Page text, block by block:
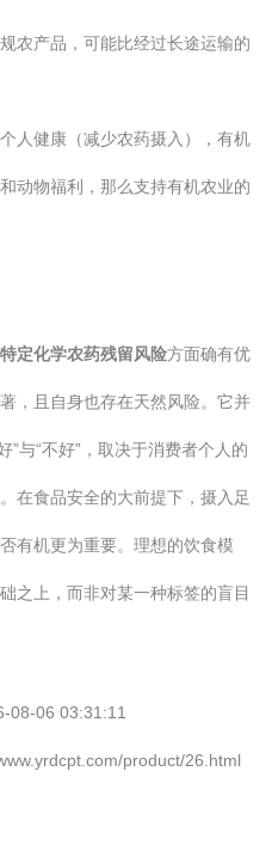
农产品，可能比经过长途运输的
人健康（减少农药摄入），有机
动物福利，那么支持有机农业的
定化学农药残留风险方面确有优
，且自身也存在天然风险。它并
”与“不好”，取决于消费者个人的
在食品安全的大前提下，摄入足
有机更为重要。理想的饮食模
之上，而非对某一种标签的盲目
08-06 03:31:11
product/26.html